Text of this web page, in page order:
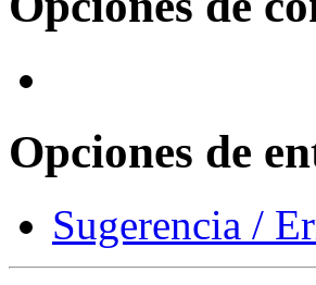
Opciones de
Sugerencia /